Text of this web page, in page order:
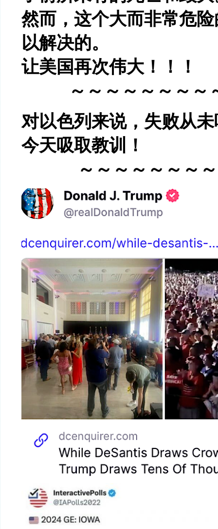
然而，这个大而非常危
以解决的。
让美国再次伟大！！！
～～～～～～～～
对以色列来说，失败从
今天吸取教训！
～～～～～～～